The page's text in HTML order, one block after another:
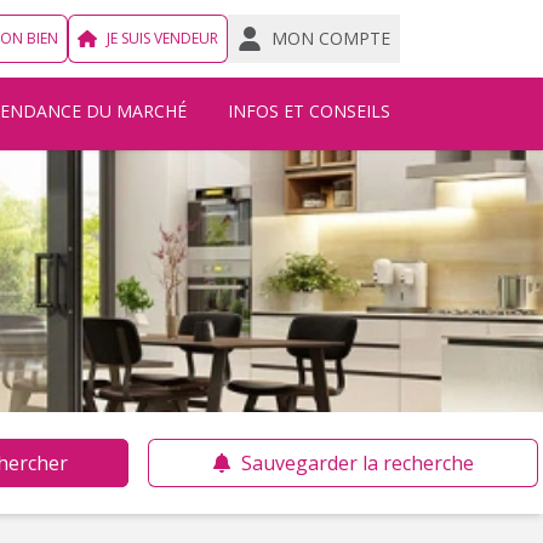
BIEN JE SUIS VENDEUR MON COMPTE
DU MARCHÉ INFOS ET CONSEILS
Sauvegarder la recherche